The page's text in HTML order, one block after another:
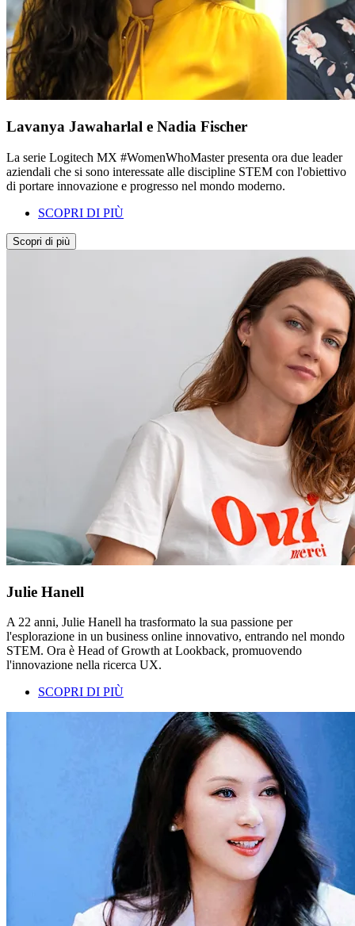
Lavanya Jawaharlal e Nadia Fischer
La serie Logitech MX #WomenWhoMaster presenta ora due leader
aziendali che si sono interessate alle discipline STEM con l'obiettivo
di portare innovazione e progresso nel mondo moderno.
SCOPRI DI PIÙ
Scopri di più
Julie Hanell
A 22 anni, Julie Hanell ha trasformato la sua passione per
l'esplorazione in un business online innovativo, entrando nel mondo
STEM. Ora è Head of Growth at Lookback, promuovendo
l'innovazione nella ricerca UX.
SCOPRI DI PIÙ